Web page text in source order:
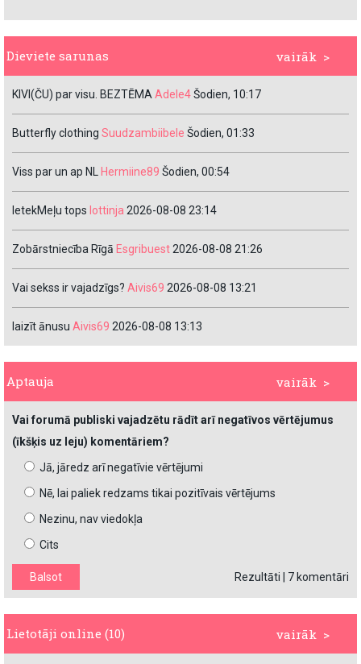
vairāk >
Dieviete sarunas
KIVI(ČU) par visu. BEZTĒMAAdele4Šodien, 10:17
Butterfly clothing Suudzambiibele Šodien, 01:33
Viss par un ap NL Hermiine89 Šodien, 00:54
IetekMeļu tops lottinja 2026-08-08 23:14
Zobārstniecība Rīgā Esgribuest2026-08-08 21:26
Vai sekss ir vajadzīgs? Aivis69 2026-08-08 13:21
laizīt ānusu Aivis69 2026-08-08 13:13
vairāk >
Aptauja
Vai forumā publiski vajadzētu rādīt arī negatīvos vērtējumus
(īkšķis uz leju) komentāriem?
Jā, jāredz arī negatīvie vērtējumi
Nē, lai paliek redzams tikai pozitīvais vērtējums
Nezinu, nav viedokļa
Cits
Rezultāti 7 komentāri
vairāk >
Lietotāji online (10)